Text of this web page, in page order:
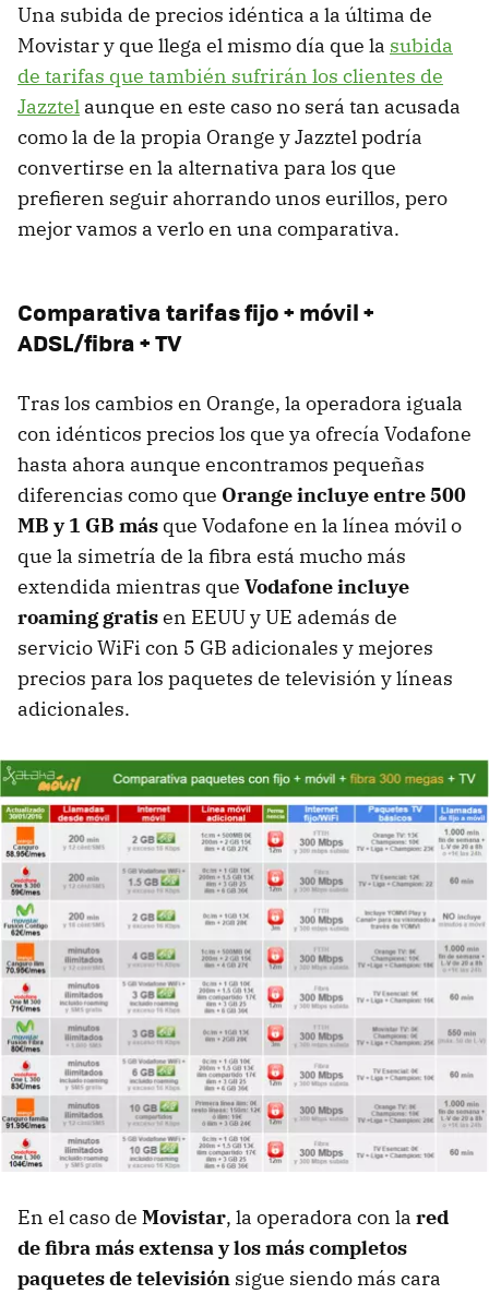
Una subida de precios idéntica a la última de
Movistar y que llega el mismo día que la subida
de tarifas que también sufrirán los clientes de
Jazztel aunque en este caso no será tan acusada
como la de la propia Orange y Jazztel podría
convertirse en la alternativa para los que
prefieren seguir ahorrando unos eurillos, pero
mejor vamos a verlo en una comparativa.
Comparativa tarifas fijo + móvil +
ADSL/fibra + TV
Tras los cambios en Orange, la operadora iguala
con idénticos precios los que ya ofrecía Vodafone
hasta ahora aunque encontramos pequeñas
diferencias como que Orange incluye entre 500
MB y 1 GB más que Vodafone en la línea móvil o
que la simetría de la fibra está mucho más
extendida mientras que Vodafone incluye
roaming gratisen EEUU y UE además de
servicio WiFi con 5 GB adicionales y mejores
precios para los paquetes de televisión y líneas
adicionales.
En el caso de Movistar, la operadora con la red
de fibra más extensa y los más completos
paquetes de televisión sigue siendo más cara